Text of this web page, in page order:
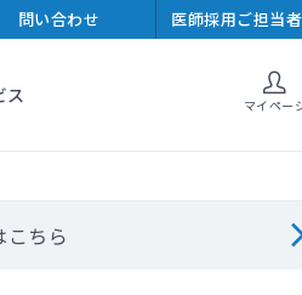
問い合わせ 医師採用ご担当
ス マイペー
ちら